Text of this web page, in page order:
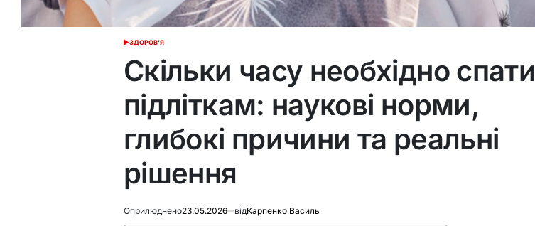
ОПУБЛІКУВАТИ
ЗДОРОВ'Я
Скільки часу необхідно спати
підліткам: наукові норми,
глибокі причини та реальні
рішення
Оприлюднено23.05.2026 відКарпенко Василь